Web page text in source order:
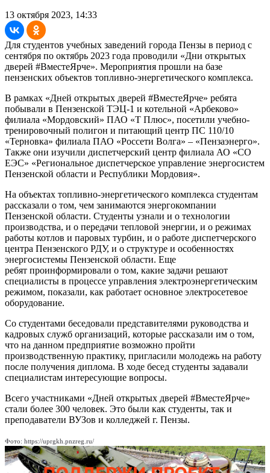
13 октября 2023, 14:33
Для студентов учебных заведений города Пензы в период с
сентября по октябрь 2023 года проводили «Дни открытых
дверей #ВместеЯрче». Мероприятия прошли на базе
пензенских объектов топливно-энергетического комплекса.
В рамках «Дней открытых дверей #ВместеЯрче» ребята
побывали в Пензенской ТЭЦ-1 и котельной «Арбеково»
филиала «Мордовский» ПАО «Т Плюс», посетили учебно-
тренировочный полигон и питающий центр ПС 110/10
«Терновка» филиала ПАО «Россети Волга» – «Пензаэнерго».
Также они изучили диспетчерский центр филиала АО «СО
ЕЭС» «Региональное диспетчерское управление энергосистем
Пензенской области и Республики Мордовия».
На объектах топливно-энергетического комплекса студентам
рассказали о том, чем занимаются энергокомпании
Пензенской области. Студенты узнали и о технологии
производства, и о передачи тепловой энергии, и о режимах
работы котлов и паровых турбин, и о работе диспетчерского
центра Пензенского РДУ, и о структуре и особенностях
энергосистемы Пензенской области. Еще
ребят проинформировали о том, какие задачи решают
специалисты в процессе управления электроэнергетическим
режимом, показали, как работает основное электросетевое
оборудование.
Со студентами беседовали представителями руководства и
кадровых служб организаций, которые рассказали им о том,
что на данном предприятие возможно пройти
производственную практику, пригласили молодежь на работу
после получения диплома. В ходе бесед студенты задавали
специалистам интересующие вопросы.
Всего участниками «Дней открытых дверей #ВместеЯрче»
стали более 300 человек. Это были как студенты, так и
преподаватели ВУЗов и колледжей г. Пензы.
Фото: https://uprgkh.pnzreg.ru/